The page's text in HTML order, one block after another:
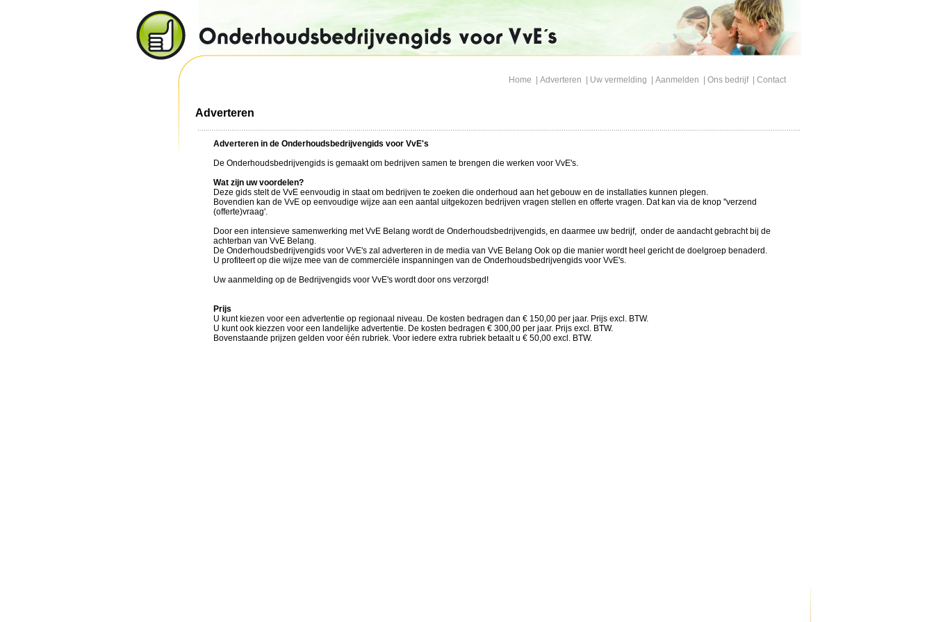
Adverteren in de Onderhoudsbedrijvengids voor VvE's
De Onderhoudsbedrijvengids is gemaakt om bedrijven samen te brengen die werken voor VvE's.
Wat zijn uw voordelen?
Deze gids stelt de VvE eenvoudig in staat om bedrijven te zoeken die onderhoud aan het gebouw en de installaties kunnen plegen.
Bovendien kan de VvE op eenvoudige wijze aan een aantal uitgekozen bedrijven vragen stellen en offerte vragen. Dat kan via de knop ''verzend
(offerte)vraag'.
Door een intensieve samenwerking met VvE Belang wordt de Onderhoudsbedrijvengids, en daarmee uw bedrijf, onder de aandacht gebracht bij de
achterban van VvE Belang.
De Onderhoudsbedrijvengids voor VvE's zal adverteren in de media van VvE Belang Ook op die manier wordt heel gericht de doelgroep benaderd.
U profiteert op die wijze mee van de commerciële inspanningen van de Onderhoudsbedrijvengids voor VvE's.
Uw aanmelding op de Bedrijvengids voor VvE's wordt door ons verzorgd!
Prijs
U kunt kiezen voor een advertentie op regionaal niveau. De kosten bedragen dan € 150,00 per jaar. Prijs excl. BTW.
U kunt ook kiezzen voor een landelijke advertentie. De kosten bedragen € 300,00 per jaar. Prijs excl. BTW.
Bovenstaande prijzen gelden voor één rubriek. Voor iedere extra rubriek betaalt u € 50,00 excl. BTW.
Home Adverteren Uw vermelding Aanmelden Ons bedrijf| Contact
Adverteren